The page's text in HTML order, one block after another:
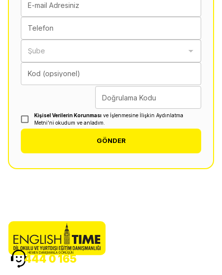
E-mail Adresiniz
Telefon
Şube
Kod (opsiyonel)
Doğrulama Kodu
Kişisel Verilerin Korunması ve İşlenmesine İlişkin Aydınlatma
Metni'ni okudum ve anladım.
GÖNDER
HEMEN DANIŞMANLA GÖRÜŞÜN
444 0 165